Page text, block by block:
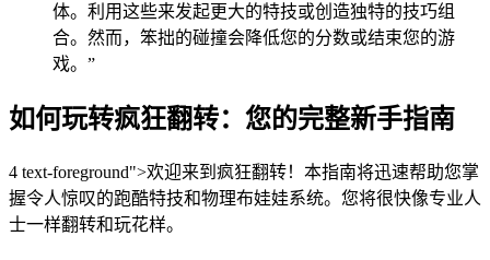
体。利用这些来发起更大的特技或创造独特的技巧组
合。然而，笨拙的碰撞会降低您的分数或结束您的游
戏。”
如何玩转疯狂翻转：您的完整新手指南
4 text-foreground">欢迎来到疯狂翻转！本指南将迅速帮助您掌
握令人惊叹的跑酷特技和物理布娃娃系统。您将很快像专业人
士一样翻转和玩花样。